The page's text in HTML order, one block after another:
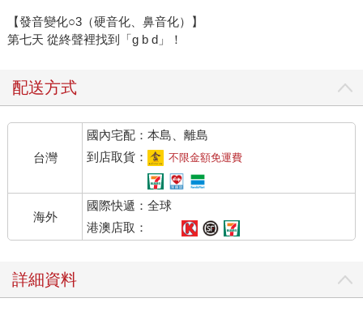
【發音變化○3（硬音化、鼻音化）】
第七天 從終聲裡找到「g b d」！
配送方式
台灣
國內宅配：本島、離島
到店取貨：
不限金額免運費
海外
國際快遞：全球
港澳店取：
詳細資料